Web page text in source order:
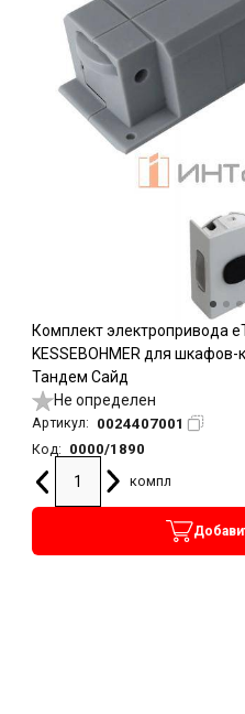
Комплект электропривода
KESSEBOHMER для
Тандем Сайд
Не определен
Артикул: 0024407001
Код:
0000/1890
компл